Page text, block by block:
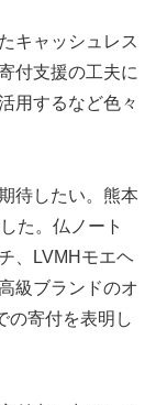
キャッシュレス
付支援の工夫に
用するなど色々
待したい。熊本
た。仏ノート
、LVMHモエヘ
級ブランドのオ
の寄付を表明し